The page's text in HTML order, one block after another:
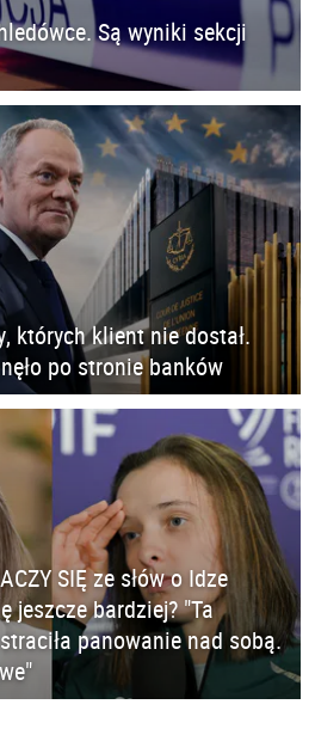
Są wyniki sekcji
których klient nie dostał.
po stronie banków
SIĘ ze słów o Idze
jeszcze bardziej? "Ta
panowanie nad sobą.